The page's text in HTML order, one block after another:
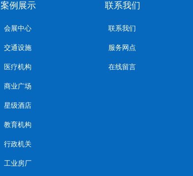
案例展示
会展中心
交通设施
医疗机构
商业广场
星级酒店
教育机构
行政机关
工业房厂
联系我们
联系我们
服务网点
在线留言